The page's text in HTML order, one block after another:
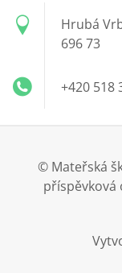
Hrubá
696 73
+420 518
© Mateřská
příspěvková